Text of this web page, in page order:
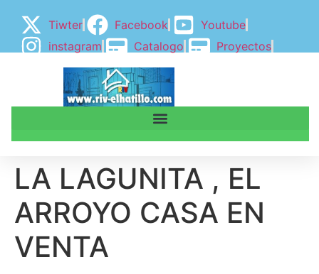
Tiwter Facebook
Youtube
instagram
Catalogo
Proyectos
BLOGGER
BLOG
LA LAGUNITA , EL
ARROYO CASA EN
VENTA